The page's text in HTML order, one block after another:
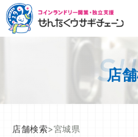
店
店舗検索>宮城県